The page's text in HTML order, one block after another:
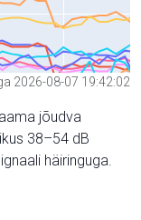
2026-08-07 19:42:02
jõudva
38–54 dB
häiringuga.